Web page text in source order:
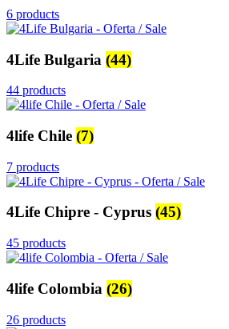
6 products
4Life Bulgaria (44)
44 products
4life Chile (7)
7 products
4Life Chipre - Cyprus (45)
45 products
4life Colombia (26)
26 products